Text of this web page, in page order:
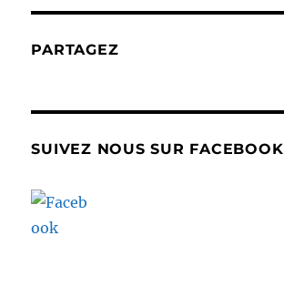
PARTAGEZ
SUIVEZ NOUS SUR FACEBOOK